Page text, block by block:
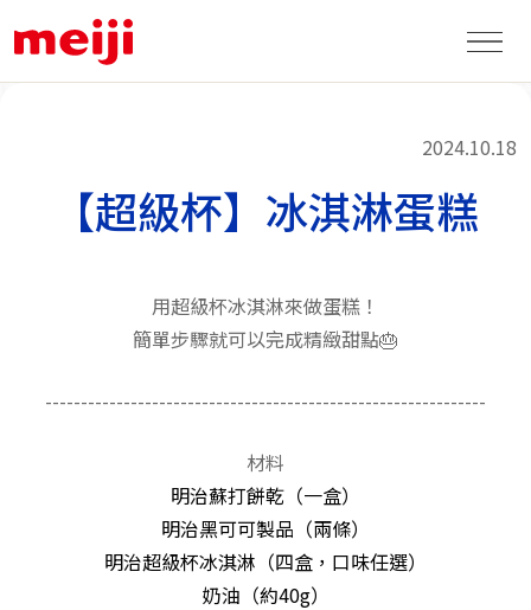
2024.10.18
【超級杯】冰淇淋蛋糕
用超級杯冰淇淋來做蛋糕！
簡單步驟就可以完成精緻甜點🎂
--------------------------------------------------------------
材料
明治蘇打餅乾（一盒）
明治黑可可製品（兩條）
明治超級杯冰淇淋（四盒，口味任選）
奶油（約40g）